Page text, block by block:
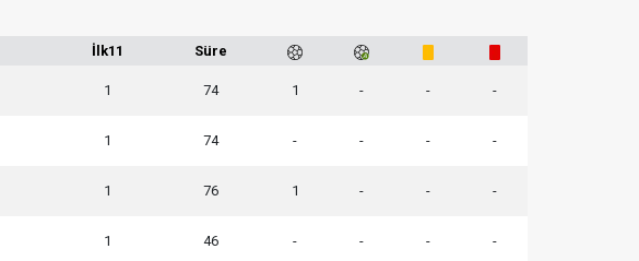
İlk11 Süre
1 74 1 - - -
1 74 - - - -
1 76 1 - - -
1 46 - - - -